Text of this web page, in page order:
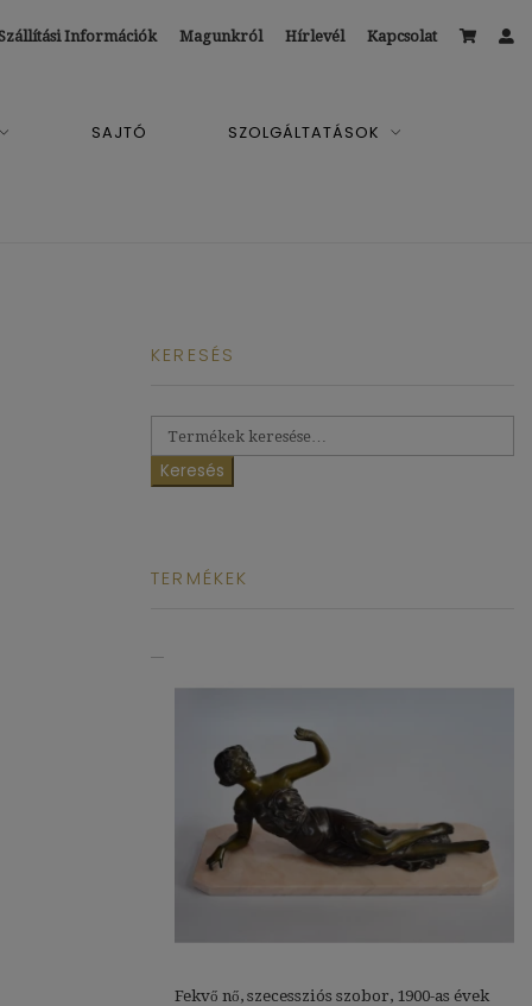
Információk Magunkról Hírlevél Kapcsolat
SAJTÓ SZOLGÁLTATÁSOK
KERESÉS
következőre:
Keresés
TERMÉKEK
Fekvő nő, szecessziós szobor, 1900-as évek